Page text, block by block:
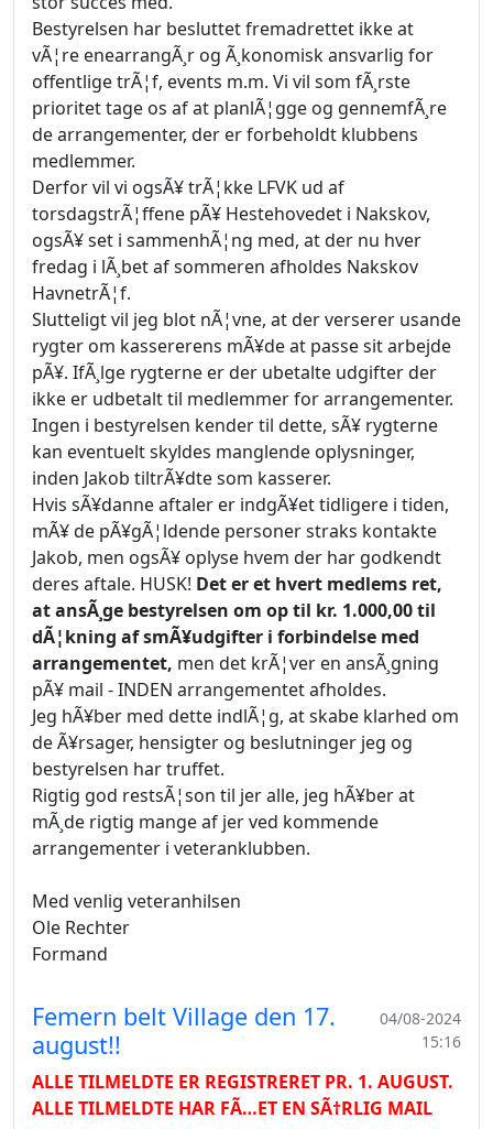
Bestyrelsen har besluttet fremadrettet ikke at
vÃ¦re enearrangÃ¸r og Ã¸konomisk ansvarlig for
offentlige trÃ¦f, events m.m. Vi vil som fÃ¸rste
prioritet tage os af at planlÃ¦gge og gennemfÃ¸re
de arrangementer, der er forbeholdt klubbens
medlemmer.
Derfor vil vi ogsÃ¥ trÃ¦kke LFVK ud af
torsdagstrÃ¦ffene pÃ¥ Hestehovedet i Nakskov,
ogsÃ¥ set i sammenhÃ¦ng med, at der nu hver
fredag i lÃ¸bet af sommeren afholdes Nakskov
HavnetrÃ¦f.
Slutteligt vil jeg blot nÃ¦vne, at der verserer usande
rygter om kassererens mÃ¥de at passe sit arbejde
pÃ¥. IfÃ¸lge rygterne er der ubetalte udgifter der
ikke er udbetalt til medlemmer for arrangementer.
Ingen i bestyrelsen kender til dette, sÃ¥ rygterne
kan eventuelt skyldes manglende oplysninger,
inden Jakob tiltrÃ¥dte som kasserer.
Hvis sÃ¥danne aftaler er indgÃ¥et tidligere i tiden,
mÃ¥ de pÃ¥gÃ¦ldende personer straks kontakte
Jakob, men ogsÃ¥ oplyse hvem der har godkendt
deres aftale. HUSK! Det er et hvert medlems ret,
at ansÃ¸ge bestyrelsen om op til kr. 1.000,00 til
dÃ¦kning af smÃ¥udgifter i forbindelse med
arrangementet, men det krÃ¦ver en ansÃ¸gning
pÃ¥ mail - INDEN arrangementet afholdes.
Jeg hÃ¥ber med dette indlÃ¦g, at skabe klarhed om
de Ã¥rsager, hensigter og beslutninger jeg og
bestyrelsen har truffet.
Rigtig god restsÃ¦son til jer alle, jeg hÃ¥ber at
mÃ¸de rigtig mange af jer ved kommende
arrangementer i veteranklubben.
Med venlig veteranhilsen
Ole Rechter
Formand
Femern belt Village den 17.
august!!
04/08-2024
15:16
ALLE TILMELDTE ER REGISTRERET PR. 1. AUGUST.
ALLE TILMELDTE HAR FÃ…ET EN SÃ†RLIG MAIL